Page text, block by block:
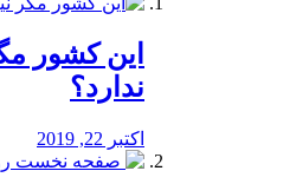
این کشور
ندارد؟
اکتبر 22, 2019